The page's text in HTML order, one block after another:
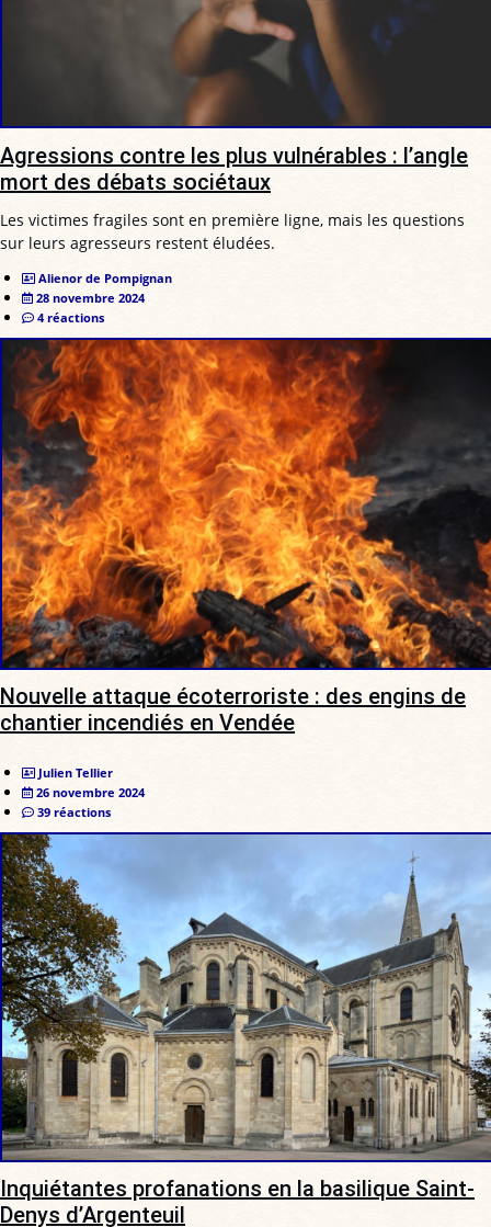
Agressions contre les plus vulnérables : l’angle
mort des débats sociétaux
Les victimes fragiles sont en première ligne, mais les questions
sur leurs agresseurs restent éludées.
Alienor de Pompignan
28 novembre 2024
4 réactions
Nouvelle attaque écoterroriste : des engins de
chantier incendiés en Vendée
Julien Tellier
26 novembre 2024
39 réactions
Inquiétantes profanations en la basilique Saint-
Denys d’Argenteuil